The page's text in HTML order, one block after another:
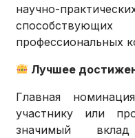
научно-
профессиональных
Лучшее
Главная
участнику или
значимый